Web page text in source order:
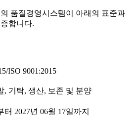
품질경영시스템이 아래의 표준과
합니다.
ISO 9001:2015
, 기탁, 생산, 보존 및 분양
터 2027년 06월 17일까지